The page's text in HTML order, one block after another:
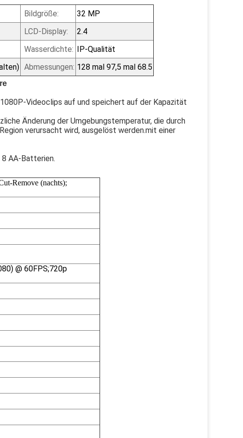
Bildgröße:
32 MP
LCD-Display:
2.4
Wasserdichte: IP-Qualität
Abmessungen: 128 mal 97,5 mal 68.5
Videoclips auf und speichert auf der Kapazität
Änderung der Umgebungstemperatur, die durch
verursacht wird, ausgelöst werden.mit einer
AA-Batterien.
Remove (nachts);
@ 60FPS;720p